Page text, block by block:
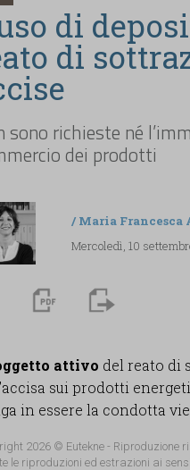
di
di
sono richieste né
dei prodotti
/ Maria Francesca
Mercoledì, 10
attivo del reato di
sui prodotti
in essere la condotta
2026 © Eutekne - Riproduzione
le riproduzioni ed estrazioni ai